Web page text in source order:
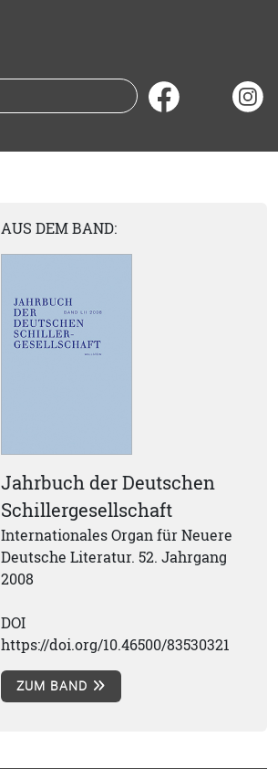
Suche nach
AUS DEM BAND:
Jahrbuch der Deutschen
Schillergesellschaft
Internationales Organ für Neuere
Deutsche Literatur. 52. Jahrgang
2008
DOI
https://doi.org/10.46500/83530321
ZUM BAND